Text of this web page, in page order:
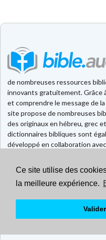
Ce site utilise des
la meilleure expérience.
Valider
de nombreuses ressources
innovants gratuitement. Grâce
et comprendre le message de
site propose de nombreuses
des originaux en hébreu, grec
dictionnaires bibliques sont
développé en collaboration
Faire un don
Contact